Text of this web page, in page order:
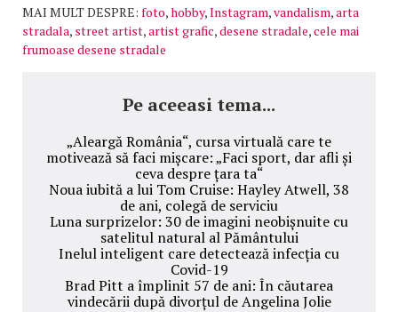
MAI MULT DESPRE: foto,hobby,Instagram,vandalism,arta
stradala, street artist,artist grafic,desene stradale,cele mai
frumoase desene stradale
Pe aceeasi tema...
„Aleargă România“, cursa virtuală care te
motivează să faci mișcare: „Faci sport, dar afli și
ceva despre țara ta“
Noua iubită a lui Tom Cruise: Hayley Atwell, 38
de ani, colegă de serviciu
Luna surprizelor: 30 de imagini neobișnuite cu
satelitul natural al Pământului
Inelul inteligent care detectează infecția cu
Covid-19
Brad Pitt a împlinit 57 de ani: În căutarea
vindecării după divorțul de Angelina Jolie